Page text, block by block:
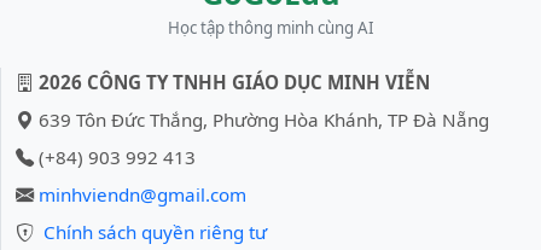
Học tập thông minh cùng AI
2026 CÔNG TY TNHH GIÁO DỤC MINH VIỄN
639 Tôn Đức Thắng, Phường Hòa Khánh, TP Đà Nẵng
(+84) 903 992 413
minhviendn@gmail.com
Chính sách quyền riêng tư